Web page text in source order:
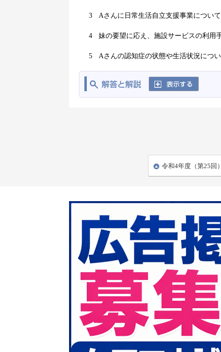
3 Aさんに日常生活自立支援事業につい
4 妹の要望に応え、施設サービスの利用
5 Aさんの認知症の状態や生活状況につ
令和4年度（第25回